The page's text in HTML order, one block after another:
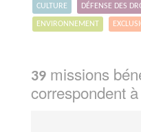
CULTURE DÉFENSE DES
ENVIRONNEMENT
39 missions
correspondent